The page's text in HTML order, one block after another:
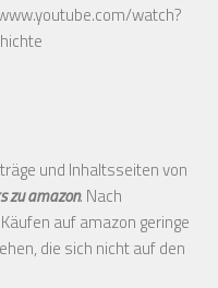
watch?
und Inhaltsseiten von
zu amazon. Nach
auf amazon geringe
die sich nicht auf den